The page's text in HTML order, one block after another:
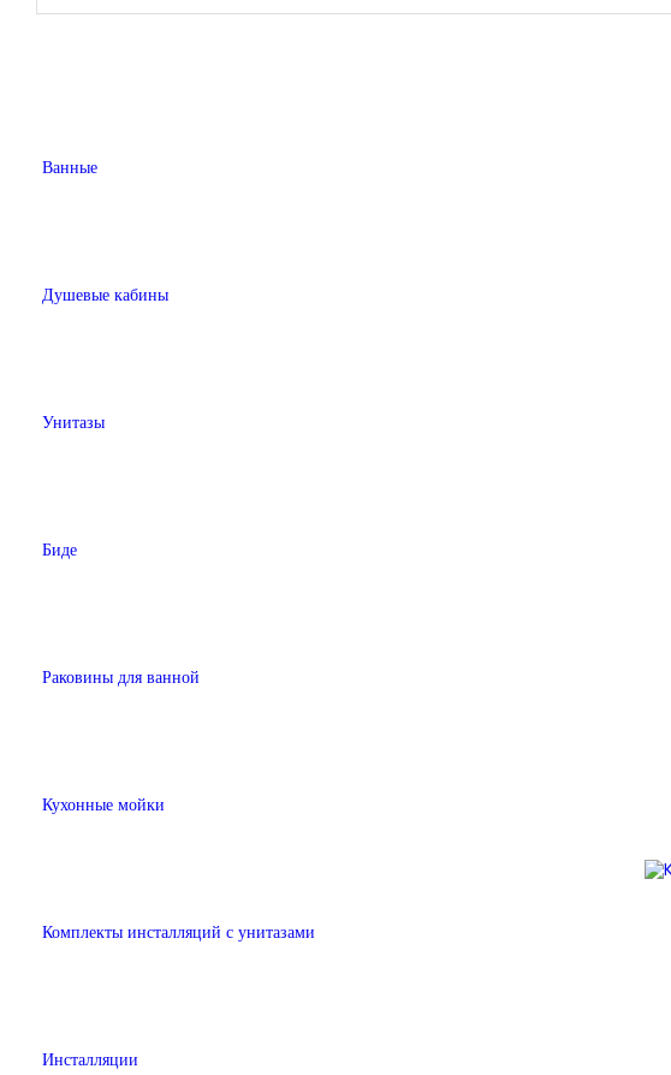
Ванные
Душевые кабины
Унитазы
Биде
Раковины для ванной
Кухонные мойки
Комплекты инсталляций с унитазами
Инсталляции